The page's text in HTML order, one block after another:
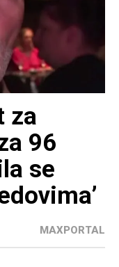
za
96
se
MAXPORTAL